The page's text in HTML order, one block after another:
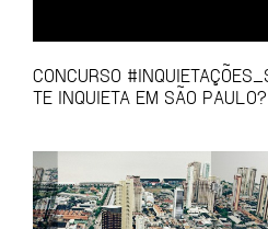
CONCURSO
TE INQUIETA EM SÃO PAULO?